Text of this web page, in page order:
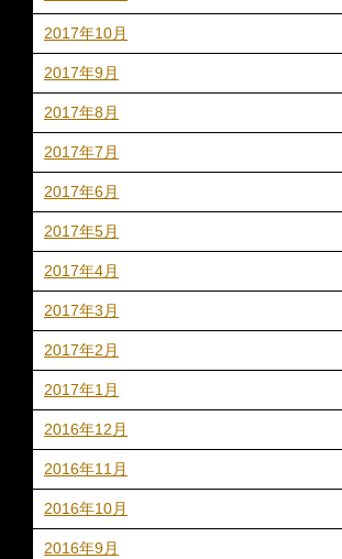
2017年10月
2017年9月
2017年8月
2017年7月
2017年6月
2017年5月
2017年4月
2017年3月
2017年2月
2017年1月
2016年12月
2016年11月
2016年10月
2016年9月